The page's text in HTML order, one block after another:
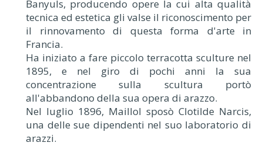
Banyuls, producendo opere la cui alta qualità
tecnica ed estetica gli valse il riconoscimento per
il rinnovamento di questa forma d'arte in
Francia.
Ha iniziato a fare piccolo terracotta sculture nel
1895, e nel giro di pochi anni la sua
concentrazione sulla scultura portò
all'abbandono della sua opera di arazzo.
Nel luglio 1896, Maillol sposò Clotilde Narcis,
una delle sue dipendenti nel suo laboratorio di
arazzi.